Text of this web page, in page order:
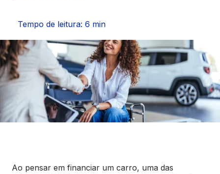
Vida Financeira
Canais Digitais
Tempo de leitura: 6 min
Ao pensar em financiar um carro, uma das